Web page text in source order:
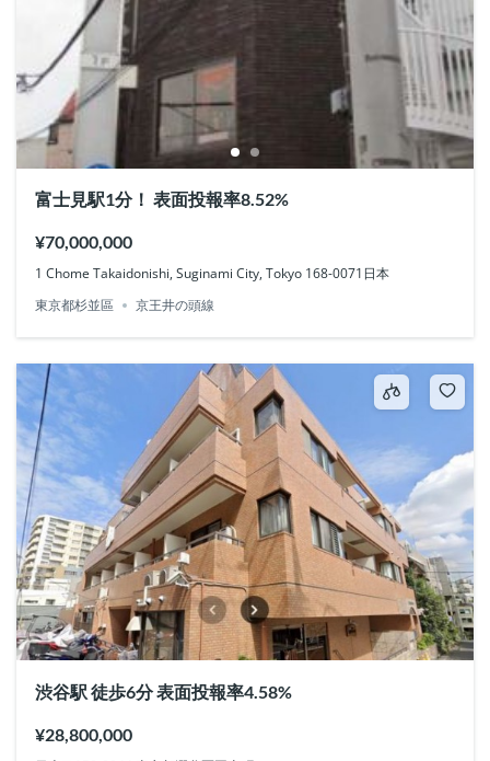
富士見駅1分！ 表面投報率8.52%
¥70,000,000
1 Chome Takaidonishi, Suginami City, Tokyo 168-0071日本
東京都杉並區
京王井の頭線
渋谷駅 徒歩6分 表面投報率4.58%
¥28,800,000